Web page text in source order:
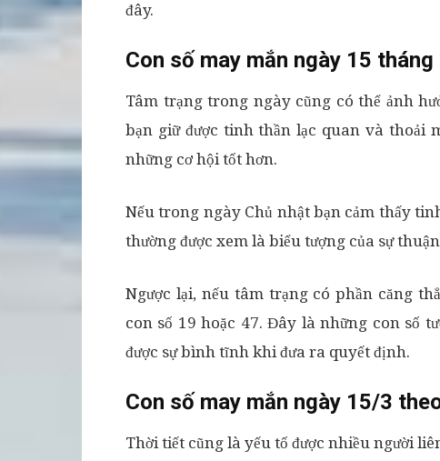
đây.
Con số may mắn ngày 15
Tâm trạng trong ngày cũng có thể ảnh
bạn giữ được tinh thần lạc quan và thoải
những cơ hội tốt hơn.
Nếu trong ngày Chủ nhật bạn cảm thấy
thường được xem là biểu tượng của sự
Ngược lại, nếu tâm trạng có phần căng
con số 19 hoặc 47. Đây là những con số
được sự bình tĩnh khi đưa ra quyết định.
Con số may mắn ngày 15/3
Thời tiết cũng là yếu tố được nhiều người